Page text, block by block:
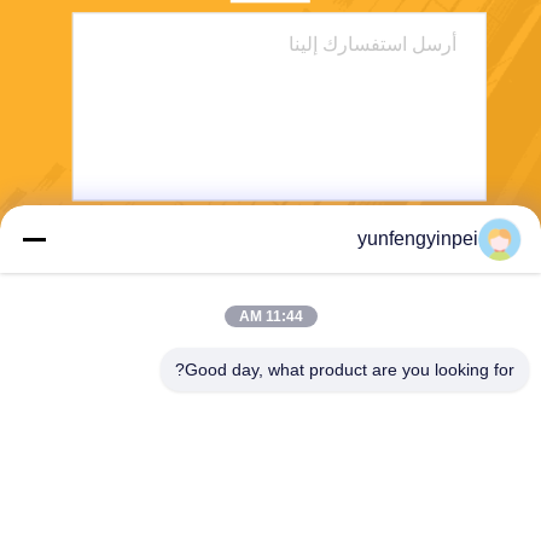
yunfengyinpei
11:44 AM
Good day, what product are you looking for?